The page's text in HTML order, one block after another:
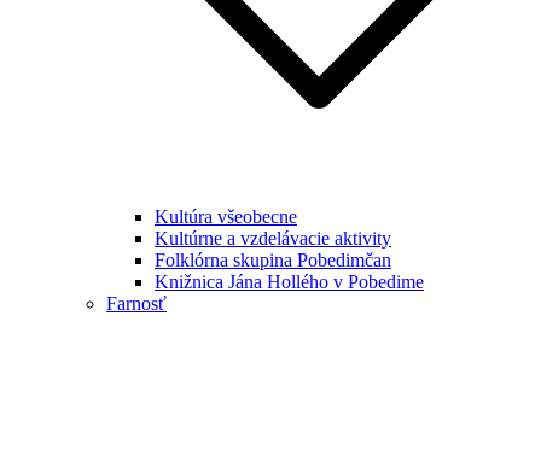
Kultúra všeobecne
Kultúrne a vzdelávacie aktivity
Folklórna skupina Pobedimčan
Knižnica Jána Hollého v Pobedime
Farnosť